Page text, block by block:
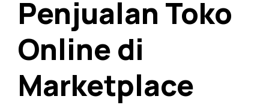
Penjualan Toko
Online di
Marketplace